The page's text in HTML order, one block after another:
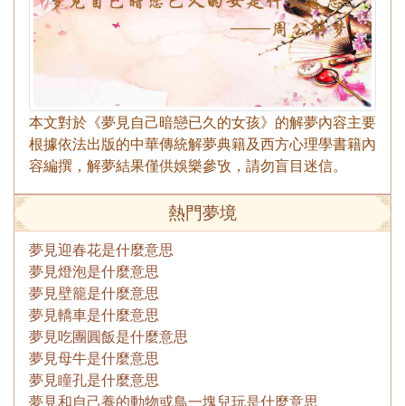
本文對於《夢見自己暗戀已久的女孩》的解夢內容主要
根據依法出版的中華傳統解夢典籍及西方心理學書籍內
容編撰，解夢結果僅供娛樂參攷，請勿盲目迷信。
熱門夢境
夢見迎春花是什麼意思
夢見燈泡是什麼意思
夢見壁籠是什麼意思
夢見轎車是什麼意思
夢見吃團圓飯是什麼意思
夢見母牛是什麼意思
夢見瞳孔是什麼意思
夢見和自己養的動物或鳥一塊兒玩是什麼意思